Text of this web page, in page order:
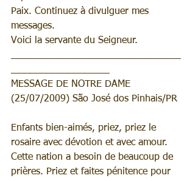
Paix. Continuez à divulguer mes
messages.
Voici la servante du Seigneur.
MESSAGE DE NOTRE DAME
(25/07/2009) São José dos Pinhais/PR
Enfants bien-aimés, priez, priez le
rosaire avec dévotion et avec amour.
Cette nation a besoin de beaucoup de
prières. Priez et faites pénitence pour